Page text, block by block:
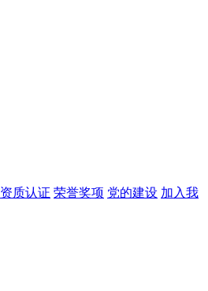
资质认证 荣誉奖项 党的建设 加入我